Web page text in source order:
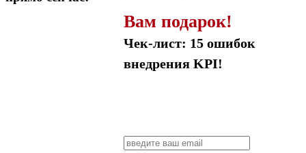
Вам подарок!
Чек-лист: 15 ошибок
внедрения KPI!